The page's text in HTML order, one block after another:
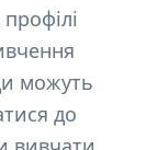
можуть
до